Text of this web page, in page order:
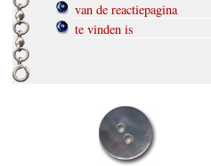
van de reactiepagina
te vinden is